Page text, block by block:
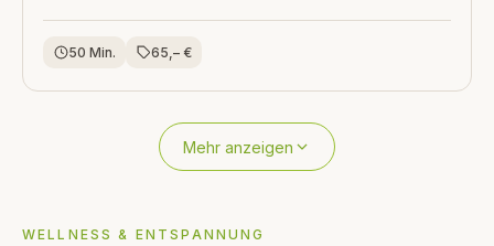
50 Min. 65,– €
Mehr anzeigen
WELLNESS & ENTSPANNUNG